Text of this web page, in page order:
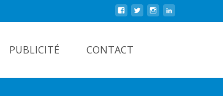
PUBLICITÉ CONTACT